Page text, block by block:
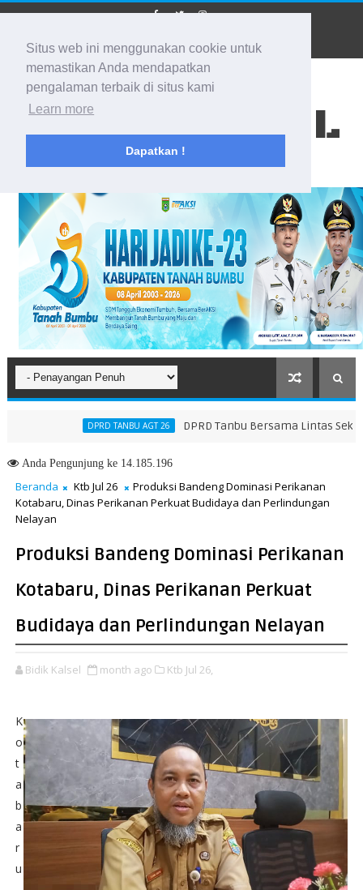
Situs web ini menggunakan cookie untuk
memastikan Anda mendapatkan
pengalaman terbaik di situs kami
Learn more
Dapatkan !
BIDIK KALSEL
Membidik Ke Segala Arah
DPRD TANBU AGT 26 DPRD Tanbu Bersama Lintas Sektoral
Serba Ikan Tingkat Kalsel
AndaPengunjung ke 14.185.196
Beranda Ktb Jul 26
Produksi Bandeng Dominasi Perikanan
Kotabaru, Dinas Perikanan Perkuat Budidaya dan Perlindungan
Nelayan
Produksi Bandeng Dominasi Perikanan
Kotabaru, Dinas Perikanan Perkuat
Budidaya dan Perlindungan Nelayan
Bidik Kalsel month ago Ktb Jul 26,
K
o
t
a
b
a
r
u